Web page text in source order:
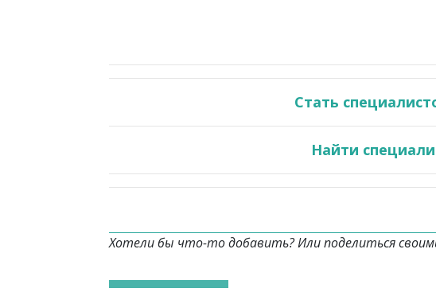
Стать
Найти
Хотели бы что-то добавить? Или поделиться